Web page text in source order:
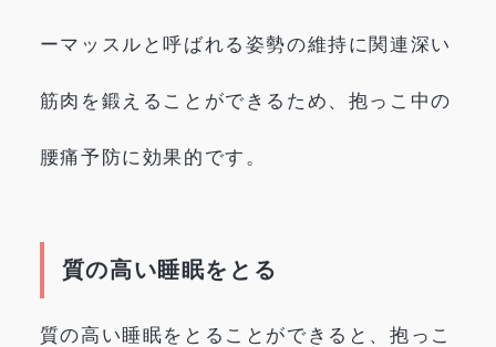
ーマッスルと呼ばれる姿勢の維持に関連深い
筋肉を鍛えることができるため、抱っこ中の
腰痛予防に効果的です。
質の高い睡眠をとる
質の高い睡眠をとることができると、抱っこ